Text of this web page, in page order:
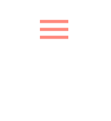
menu